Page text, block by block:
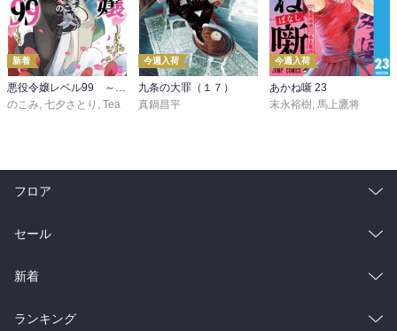
新着
悪役令嬢レベル99 ～私は裏ボスですが魔王ではありません～ その６
のこみ, 七夕さとり , Tea
今週入荷
九条の大罪（１７）
真鍋昌平
今週入荷
あかね噺 23
末永裕樹, 馬上鷹将
フロア
総合
ラノベ
雑誌・グラビア
セール
総合
ラノベ
新着
総合
ランキング